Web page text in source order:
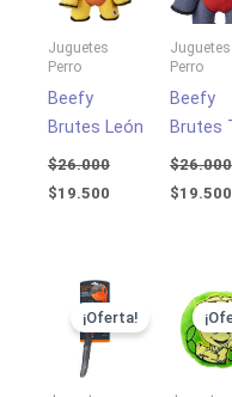
Juguetes
Perro
Beefy
Brutes León
$26.000
$26.000.
$19.500
$19.500.
Juguetes
Perro
Beefy
Brutes
$26.000
$26.000.
$19.500
¡Oferta!
precio
original
$20.000.
El
precio
actual
precio
original
era:
$9.500.
El